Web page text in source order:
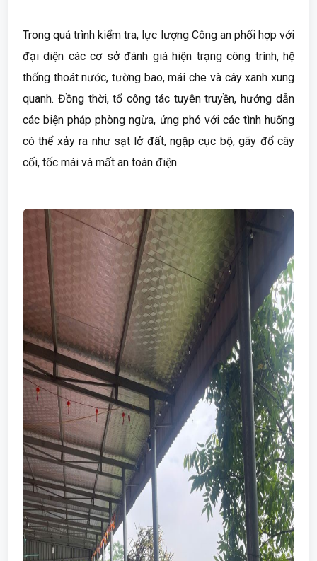
Trong quá trình kiểm tra, lực lượng Công an phối hợp với
đại diện các cơ sở đánh giá hiện trạng công trình, hệ
thống thoát nước, tường bao, mái che và cây xanh xung
quanh. Đồng thời, tổ công tác tuyên truyền, hướng dẫn
các biện pháp phòng ngừa, ứng phó với các tình huống
có thể xảy ra như sạt lở đất, ngập cục bộ, gãy đổ cây
cối, tốc mái và mất an toàn điện.